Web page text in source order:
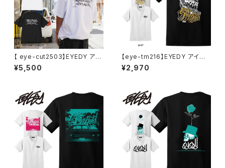
【 eye-cut2503】EYEDY アイ
ディー UBI SUNT CORD T メ
ンズ レディース ユニセックス リ
ストリート
¥5,500
【eye-tm216】EYEDY アイディ
ー メンズ SHIP 半袖 tシャツ ブ
ランド 大きいサイズ Tシャツブ
¥2,970